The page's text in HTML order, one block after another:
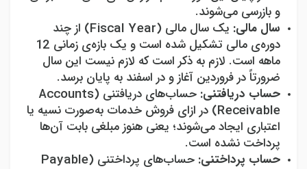
و بازرسی می‌شوند.
سال مالی: یک سال مالی (Fiscal Year) از چند
دوره‌ی مالی تشکیل شده است و یک بازه‌ی زمانی 12
ماهه است. لازم به ذکر است که لازم نیست این سال
ضرورتاً در فروردین آغاز و در اسفند به پایان برسد.
حساب دریافتنی: حساب‌های دریافتنی (Accounts
Receivable) در ازای فروش خدمات به‌صورت نسیه یا
اعتباری ایجاد می‌شوند؛ یعنی هنوز مبلغی بابت آن‌ها
پرداخت نشده است.
حساب پرداختنی: حساب‌های پرداختنی (Payable